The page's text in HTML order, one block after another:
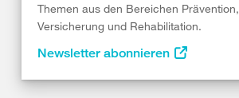
Themen aus den Bereichen Prävention,
Versicherung und Rehabilitation.
Newsletter abonnieren